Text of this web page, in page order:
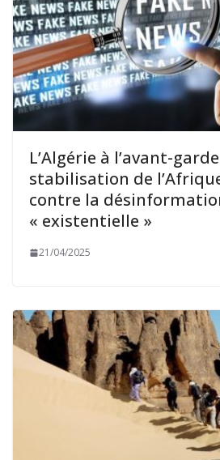
L’Algérie à l’avant-
stabilisation de
contre la
« existentielle »
21/04/2025